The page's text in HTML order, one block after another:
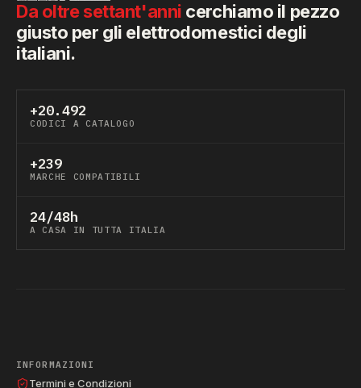
Da oltre settant'anni cerchiamo il pezzo
giusto per gli elettrodomestici degli
italiani.
+20.492
CODICI A CATALOGO
+239
MARCHE COMPATIBILI
24/48h
A CASA IN TUTTA ITALIA
INFORMAZIONI
Termini e Condizioni